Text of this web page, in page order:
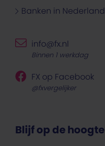
Banken in Nederland
Blijf op de hoogte
info@fx.nl
Binnen 1 werkdag
FX op Facebook
@fxvergelijker